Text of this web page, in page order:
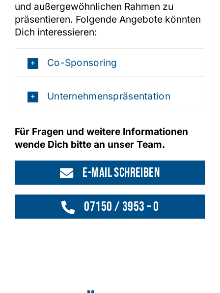
und außergewöhnlichen Rahmen zu
präsentieren. Folgende Angebote könnten
Dich interessieren:
Co-Sponsoring
Unternehmenspräsentation
Für Fragen und weitere Informationen
wende Dich bitte an unser Team.
E-Mail schreiben
07150 / 3953 – 0